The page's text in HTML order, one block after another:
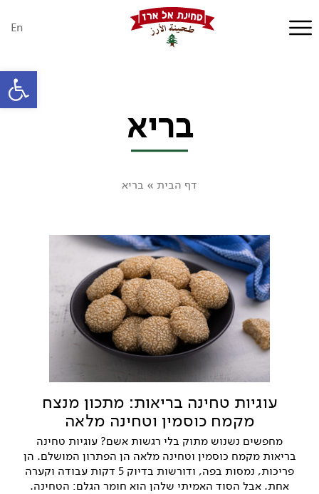
פתח
En
בריא
דף הבית » בריא
עוגיות טחינה בריאות: מתכון מנצח
מקמח כוסמין וטחינה מלאה
מחפשים נשנוש מתוק בלי רגשות אשם? עוגיות טחינה
בריאות מקמח כוסמין וטחינה מלאה הן הפתרון המושלם. הן
פריכות, נמסות בפה, ודורשות בדיוק 5 דקות עבודה וקערה
אחת. אבל הסוד האמיתי שלהן הוא חומר הגלם: הטחינה.